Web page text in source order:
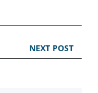
NEXT POST